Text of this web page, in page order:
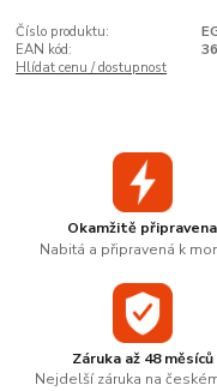
Číslo produktu:
EAN kód:
Hlídat cenu / dostupnost
Okamžitě připravena
Nabitá a připravená k
Záruka až 48 měsíců
Nejdelší záruka na